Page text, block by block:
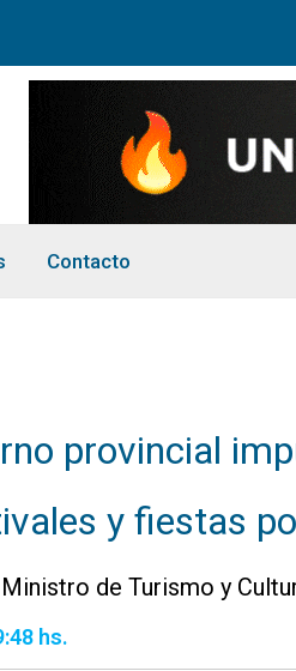
Contacto
provincial
y fiestas
de Turismo y
hs.